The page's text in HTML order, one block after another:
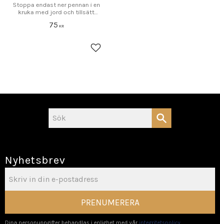
Stoppa endast ner pennan i en
kruka med jord och tillsätt
75 KR
Lägg till i favoriter
Nyhetsbrev
PRENUMERERA